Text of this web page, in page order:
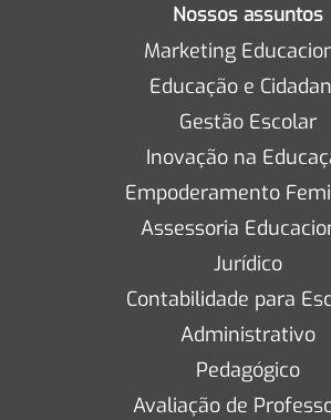
Nossos assuntos
Marketing
Educação e
Gestão Escolar
Inovação na
Empoderamento
Assessoria
Jurídico
Contabilidade para
Administrativo
Pedagógico
Avaliação de